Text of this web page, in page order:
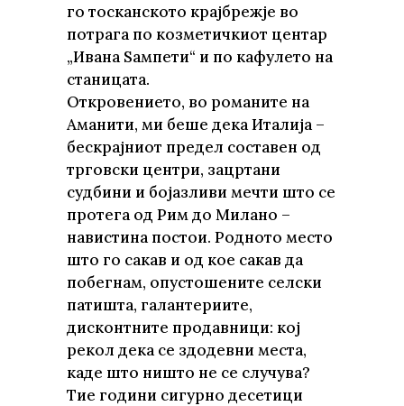
го тосканското крајбрежје во
потрага по козметичкиот центар
„Ивана Ѕампети“ и по кафулето на
станицата.
Откровението, во романите на
Аманити, ми беше дека Италија –
бескрајниот предел составен од
трговски центри, зацртани
судбини и бојазливи мечти што се
протега од Рим до Милано –
навистина постои. Родното место
што го сакав и од кое сакав да
побегнам, опустошените селски
патишта, галантериите,
дисконтните продавници: кој
рекол дека се здодевни места,
каде што ништо не се случува?
Тие години сигурно десетици